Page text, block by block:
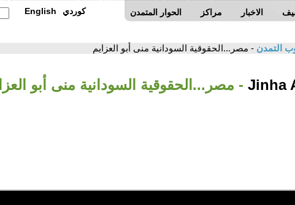
الحوار المتمدن مراكز الاخبار English كوردي
التمدن - مصر...الحقوقية السودانية منى أبو العزايم
- مصر...الحقوقية السودانية منى أبو